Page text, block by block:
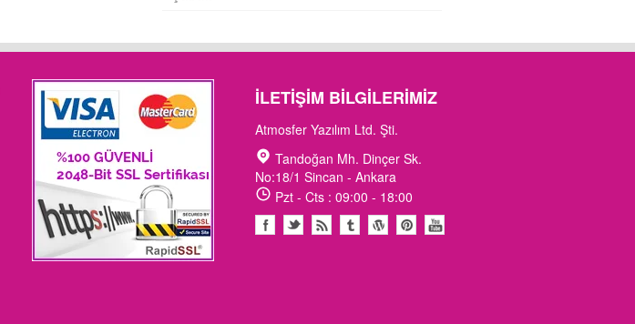
İLETIŞIM BILGILERIMIZ
Atmosfer Yazılım Ltd. Şti.
Tandoğan Mh. Dinçer Sk.
No:18/1 Sincan - Ankara
Pzt - Cts : 09:00 - 18:00